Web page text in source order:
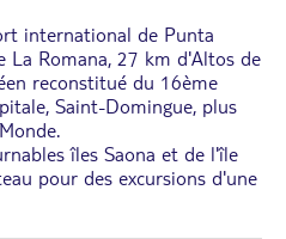
international de Punta
La Romana, 27 km d'Altos de
reconstitué du 16ème
Saint-Domingue, plus
îles Saona et de l'île
pour des excursions d'une